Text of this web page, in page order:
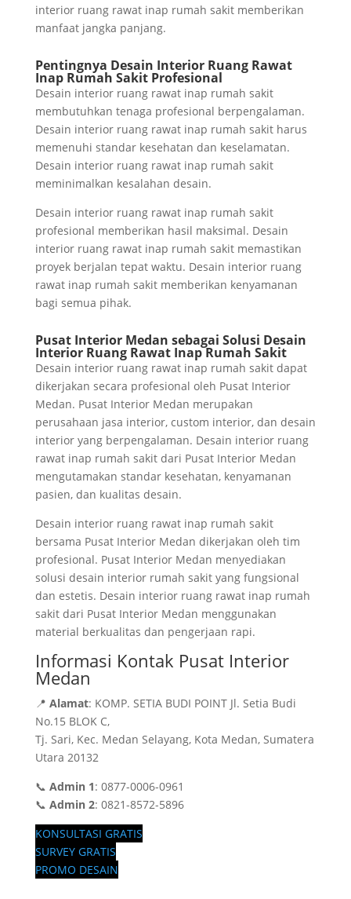
interior ruang rawat inap rumah sakit memberikan
manfaat jangka panjang.
Pentingnya Desain Interior Ruang Rawat
Inap Rumah Sakit Profesional
Desain interior ruang rawat inap rumah sakit
membutuhkan tenaga profesional berpengalaman.
Desain interior ruang rawat inap rumah sakit harus
memenuhi standar kesehatan dan keselamatan.
Desain interior ruang rawat inap rumah sakit
meminimalkan kesalahan desain.
Desain interior ruang rawat inap rumah sakit
profesional memberikan hasil maksimal. Desain
interior ruang rawat inap rumah sakit memastikan
proyek berjalan tepat waktu. Desain interior ruang
rawat inap rumah sakit memberikan kenyamanan
bagi semua pihak.
Pusat Interior Medan sebagai Solusi Desain
Interior Ruang Rawat Inap Rumah Sakit
Desain interior ruang rawat inap rumah sakit dapat
dikerjakan secara profesional oleh Pusat Interior
Medan. Pusat Interior Medan merupakan
perusahaan jasa interior, custom interior, dan desain
interior yang berpengalaman. Desain interior ruang
rawat inap rumah sakit dari Pusat Interior Medan
mengutamakan standar kesehatan, kenyamanan
pasien, dan kualitas desain.
Desain interior ruang rawat inap rumah sakit
bersama Pusat Interior Medan dikerjakan oleh tim
profesional. Pusat Interior Medan menyediakan
solusi desain interior rumah sakit yang fungsional
dan estetis. Desain interior ruang rawat inap rumah
sakit dari Pusat Interior Medan menggunakan
material berkualitas dan pengerjaan rapi.
Informasi Kontak Pusat Interior
Medan
📍 Alamat: KOMP. SETIA BUDI POINT Jl. Setia Budi
No.15 BLOK C,
Tj. Sari, Kec. Medan Selayang, Kota Medan, Sumatera
Utara 20132
📞 Admin 1: 0877-0006-0961
📞 Admin 2: 0821-8572-5896
KONSULTASI GRATIS
SURVEY GRATIS
PROMO DESAIN